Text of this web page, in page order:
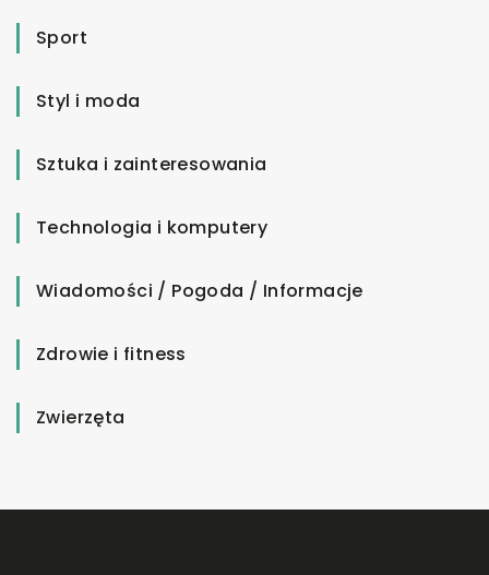
Sport
Styl i moda
Sztuka i zainteresowania
Technologia i komputery
Wiadomości / Pogoda / Informacje
Zdrowie i fitness
Zwierzęta